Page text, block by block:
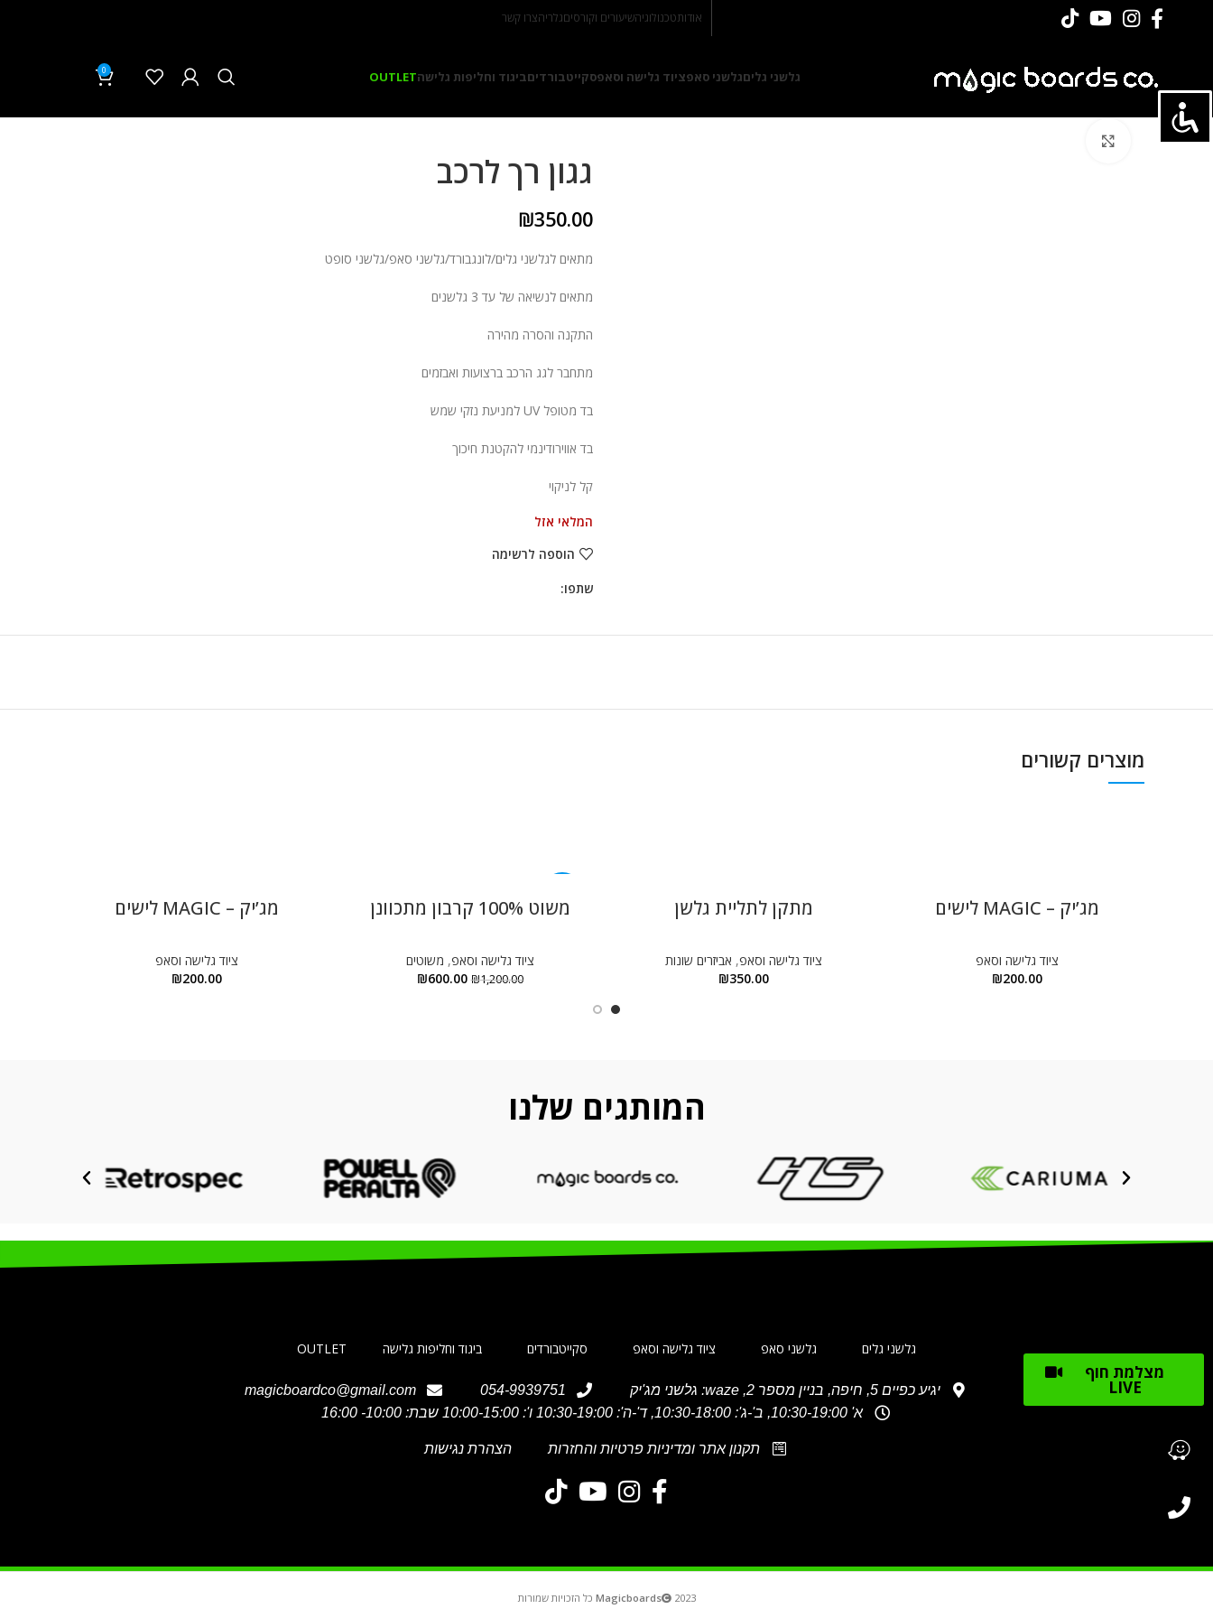
אודותטכנולוגיהשיעורים וקורסיםגלריהצרו קשר
גלשני גליםגלשני סאפציוד גלישה וסאפסקייטבורדיםביגוד וחליפות גלישהOUTLET
0
גגון רך לרכב
₪350.00
מתאים לגלשני גלים/לונגבורד/גלשני סאפ/גלשני סופט
מתאים לנשיאה של עד 3 גלשנים
התקנה והסרה מהירה
מתחבר לגג הרכב ברצועות ואבזמים
בד מטופל UV למניעת נזקי שמש
בד אווירודינמי להקטנת חיכוך
קל לניקוי
המלאי אזל
הוספה לרשימה
שתפו:
מוצרים קשורים
מג’יק – MAGIC לישים
ציוד גלישה וסאפ
₪200.00
מתקן לתליית גלשן
ציוד גלישה וסאפ, אביזרים שונות
₪350.00
משוט 100% קרבון מתכוונן
ציוד גלישה וסאפ, משוטים
₪1,200.00
₪600.00
מג’יק – MAGIC לישים
ציוד גלישה וסאפ
₪200.00
המותגים שלנו
מצלמת חוף
LIVE
גלשני גלים גלשני סאפ ציוד גלישה וסאפ סקייטבורדים ביגוד וחליפות גלישה OUTLET
יגיע כפיים 5, חיפה, בניין מספר 2, waze: גלשני מג'יק 054-9939751
magicboardco@gmail.com
א' 10:30-19:00, ב'-ג': 10:30-18:00, ד'-ה': 10:30-19:00 ו': 10:00-15:00 שבת: 10:00- 16:00
תקנון אתר ומדיניות פרטיות והחזרות הצהרת נגישות
Magicboards 2023 כל הזכויות שמורות